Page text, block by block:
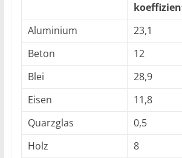
Aluminium
23,1
Beton
12
Blei
28,9
Eisen
11,8
Quarzglas
0,5
Holz
8